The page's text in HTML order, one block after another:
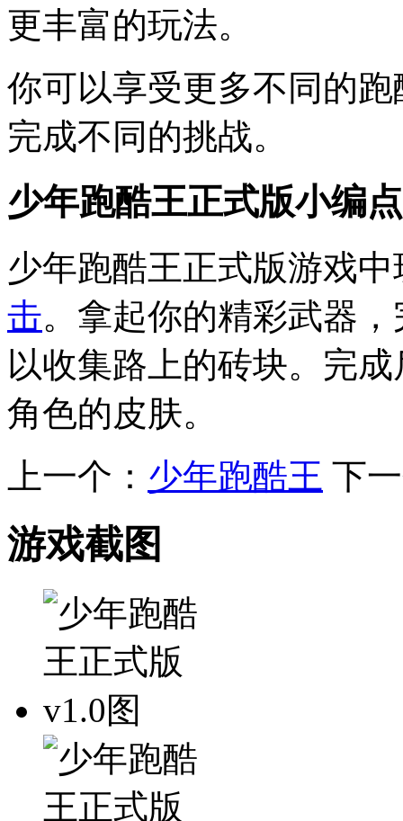
更丰富的玩法。
你可以享受更多不同的
完成不同的挑战。
少年跑酷王正式版小编
少年跑酷王正式版游戏
击。拿起你的精彩武器，
以收集路上的砖块。完
角色的皮肤。
上一个： 少年跑酷王 下
游戏截图